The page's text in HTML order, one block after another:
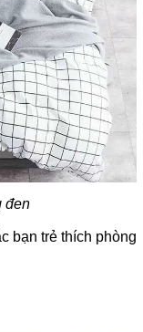
đen
bạn trẻ thích phòng